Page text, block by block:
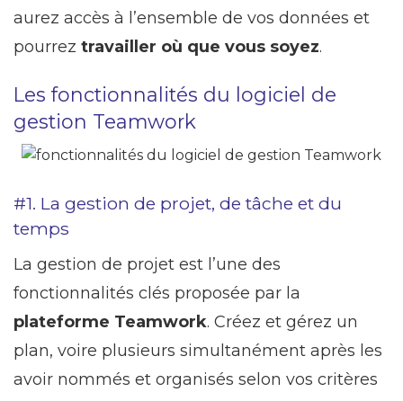
aurez accès à l’ensemble de vos données et
pourrez travailler où que vous soyez.
Les fonctionnalités du logiciel de
gestion Teamwork
#1. La gestion de projet, de tâche et du
temps
La gestion de projet est l’une des
fonctionnalités clés proposée par la
plateforme Teamwork. Créez et gérez un
plan, voire plusieurs simultanément après les
avoir nommés et organisés selon vos critères